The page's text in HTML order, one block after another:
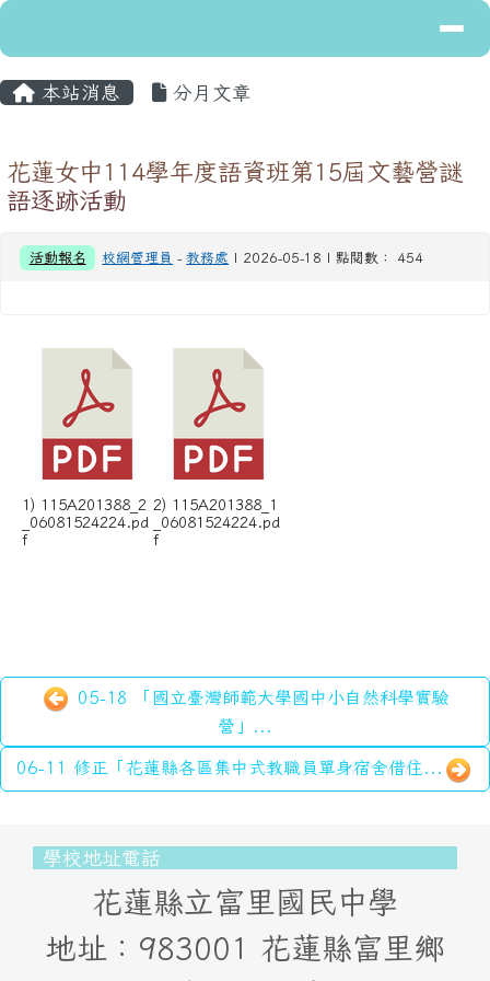
跳至主內容區
花蓮縣立富里國民中學
導覽列
本站消息 分月文章
花蓮女中114學年度語資班第15屆文藝營謎
語逐跡活動
活動報名 校網管理員 -教務處 | 2026-05-18 | 點閱數： 454
1) 115A201388_2
_06081524224.pd
f
2) 115A201388_1
_06081524224.pd
f
05-18 「國立臺灣師範大學國中小自然科學實驗
營」...
06-11 修正「花蓮縣各區集中式教職員單身宿舍借住...
頁尾區域內容
學校地址電話
花蓮縣立富里國民中學
地址：983001 花蓮縣富里鄉